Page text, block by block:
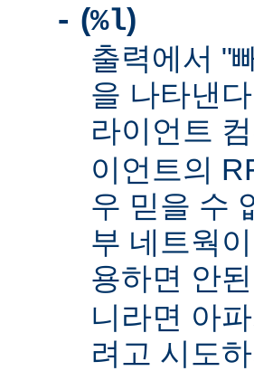
- (%l)
출력에서 "
을 나타낸
라이언트
이언트의
우 믿을 수
부 네트웍
용하면 안
니라면 아
려고 시도